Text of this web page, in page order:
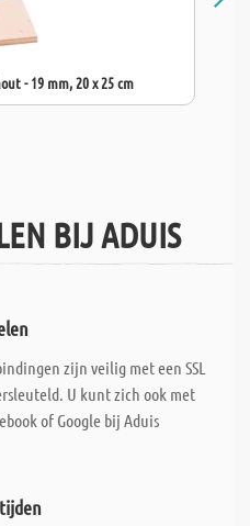
- 19 mm, 20 x 25 cm
BIJ ADUIS
zijn veilig met een SSL
U kunt zich ook met
of Google bij Aduis